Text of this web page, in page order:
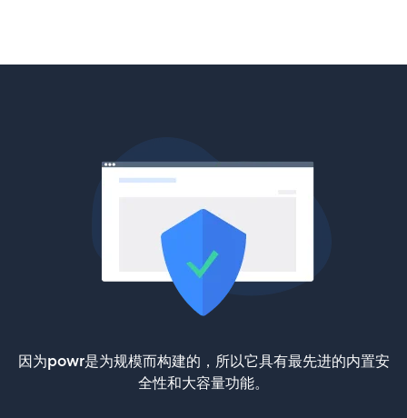
因为powr是为规模而构建的，所以它具有最先进的内置安
全性和大容量功能。